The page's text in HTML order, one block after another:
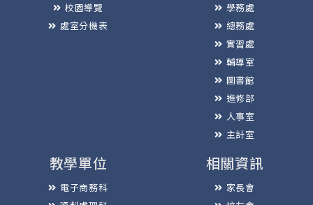
校園導覽
處室分機表
學務處
總務處
實習處
輔導室
圖書館
進修部
人事室
主計室
教學單位
電子商務科
相關資訊
家長會